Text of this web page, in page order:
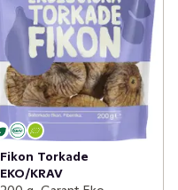
Fikon Torkade
EKO/KRAV